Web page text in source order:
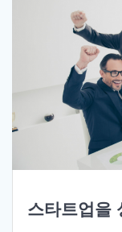
스타트업을